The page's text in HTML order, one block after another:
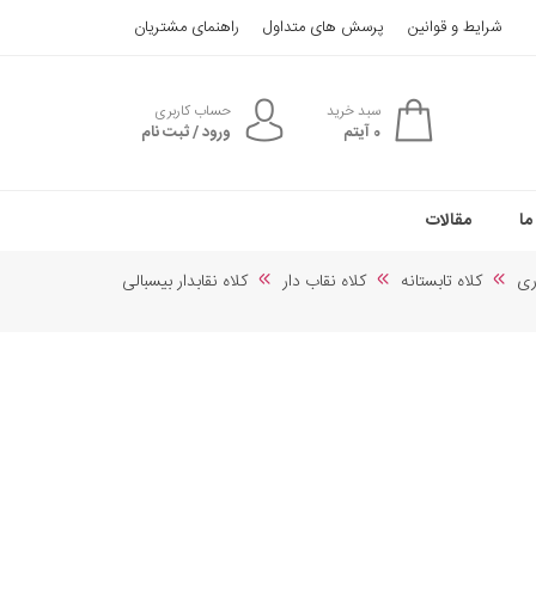
شرایط و قوانین پرسش های متداول راهنمای مشتریان
سبد خرید
0آیتم
حساب کاربری
ورود / ثبت نام
مقالات
کلاه تابستانه کلاه نقاب دار کلاه نقابدار بیسبالی